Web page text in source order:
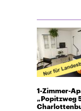
1-Zimmer-
„Popitzweg